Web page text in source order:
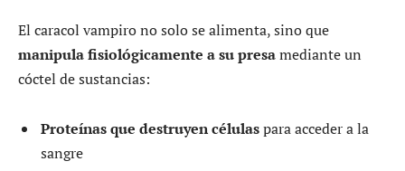
El caracol vampiro no solo se alimenta, sino que
manipula fisiológicamente a su presamediante un
cóctel de sustancias:
Proteínas que destruyen célulaspara acceder a la
sangre